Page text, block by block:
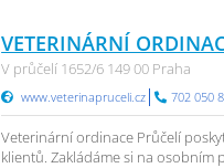
VETERINÁRNÍ
V průčelí 1652/6 149 00 Praha
www.veterinapruceli.cz 702 050
Veterinární ordinace Průčelí
klientů. Zakládáme si na osobním